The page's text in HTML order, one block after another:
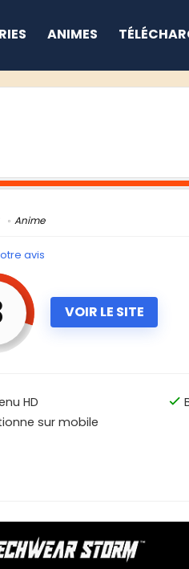
ANIMES
Anime
avis
VOIR LE SITE
HD
sur mobile